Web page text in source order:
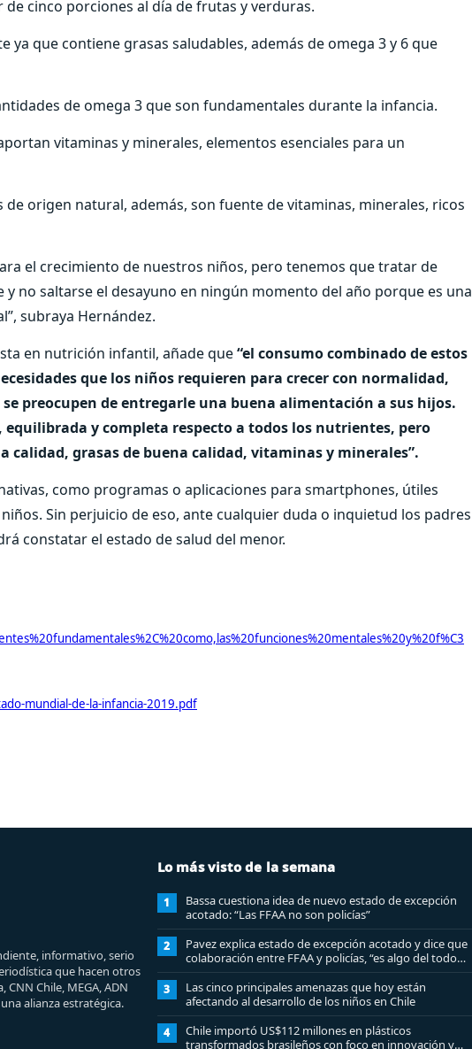
cinco porciones al día de frutas y verduras.
ya que contiene grasas saludables, además de omega 3 y 6 que
de omega 3 que son fundamentales durante la infancia.
vitaminas y minerales, elementos esenciales para un
origen natural, además, son fuente de vitaminas, minerales, ricos
el crecimiento de nuestros niños, pero tenemos que tratar de
no saltarse el desayuno en ningún momento del año porque es una
subraya Hernández.
en nutrición infantil, añade que“el consumo combinado de estos
que los niños requieren para crecer con normalidad,
preocupen de entregarle una buena alimentación a sus hijos.
equilibrada y completa respecto a todos los nutrientes, pero
calidad, grasas de buena calidad, vitaminas y minerales”.
como programas o aplicaciones para smartphones, útiles
Sin perjuicio de eso, ante cualquier duda o inquietud los padres
constatar el estado de salud del menor.
mundial-de-la-infancia-2019.pdf
informativo, serio
que hacen otros
Chile, MEGA, ADN
alianza estratégica.
Lo más visto de la semana
1
Bassa cuestiona idea de nuevo estado de excepción
acotado: “Las FFAA no son policías”
2
Pavez explica estado de excepción acotado y dice que
colaboración entre FFAA y policías, “es algo del todo
pertinente analizar”
3
Las cinco principales amenazas que hoy están
afectando al desarrollo de los niños en Chile
4
Chile importó US$112 millones en plásticos
transformados brasileños con foco en innovación y